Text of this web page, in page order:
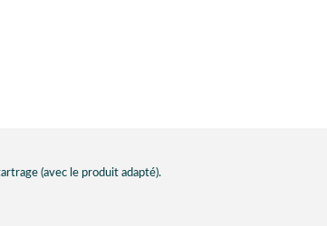
(avec le produit adapté).